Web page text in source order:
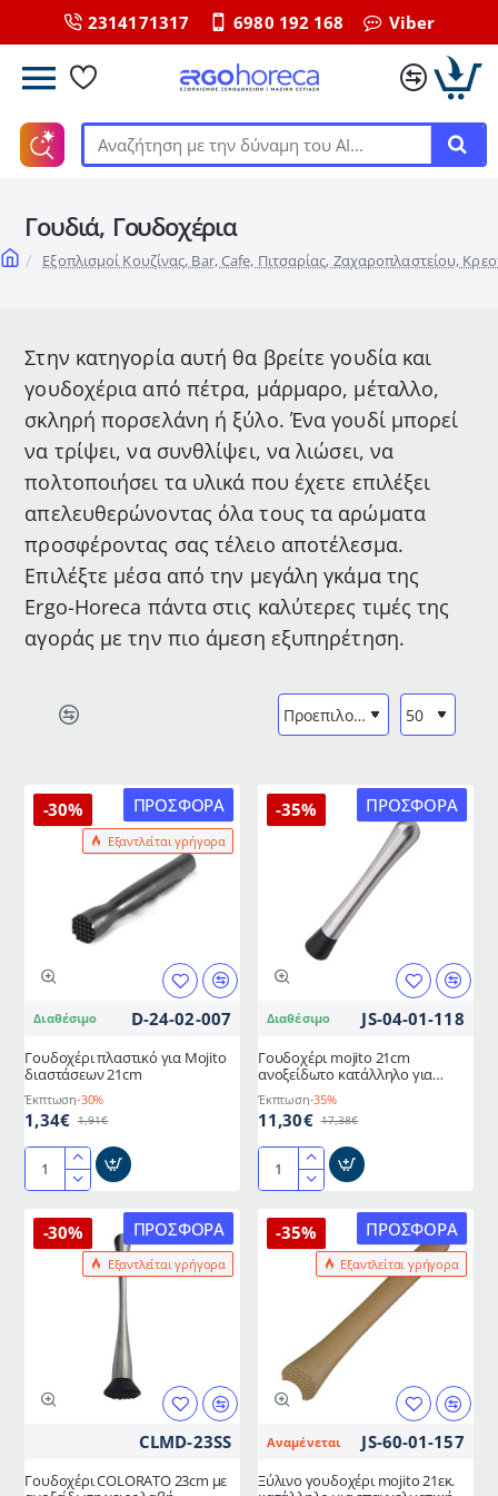
2314171317 6980 192 168 Viber
Αναζήτηση
δύναμη
του
ΑΙ...
Γουδιά, Γουδοχέρια
homeΕξοπλισμοί Κουζίνας, Bar, Cafe, Πιτσαρίας, Ζαχαροπλαστείου,
Στην κατηγορία αυτή θα βρείτε γουδία και
γουδοχέρια από πέτρα, μάρμαρο, μέταλλο,
σκληρή πορσελάνη ή ξύλο. Ένα γουδί μπορεί
να τρίψει, να συνθλίψει, να λιώσει, να
πολτοποιήσει τα υλικά που έχετε επιλέξει
απελευθερώνοντας όλα τους τα αρώματα
προσφέροντας σας τέλειο αποτέλεσμα.
Επιλέξτε μέσα από την μεγάλη γκάμα της
Ergo-Horeca πάντα στις καλύτερες τιμές της
αγοράς με την πιο άμεση εξυπηρέτηση.
ΠΡΟΣΦΟΡΆ
Εξαντλείται γρήγορα
-30%
Διαθέσιμο D-24-02-007
Γουδοχέρι πλαστικό για Mojito
διαστάσεων 21cm
Έκπτωση-30%
1,34€ 1,91€
Γουδοχέρι
για
Mojito
διαστάσεων
ΠΡΟΣΦΟΡΆ
-35%
Διαθέσιμο JS-04-01-118
Γουδοχέρι mojito 21cm
ανοξείδωτο κατάλληλο για
επαγγελματική χρήση σε μπαρ
καφέ για τη παρασκευή cocktails
Έκπτωση-35%
11,30€ 17,38€
Γουδοχέρι
21cm
ανοξείδωτο
κατάλληλο
επαγγελματική
μπαρ
καφέ
τη
cocktails
ΠΡΟΣΦΟΡΆ
Εξαντλείται γρήγορα
-30%
CLMD-23SS
Γουδοχέρι COLORATO 23cm με
ΠΡΟΣΦΟΡΆ
Εξαντλείται γρήγορα
-35%
Αναμένεται JS-60-01-157
Ξύλινο γουδοχέρι mojito 21εκ.